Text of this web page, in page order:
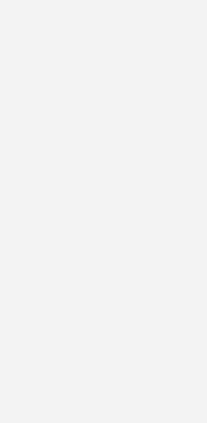
nutzt KI-Plattform von
will Emondo mehr
Zeit installieren. Denn die
den Netzanschluss